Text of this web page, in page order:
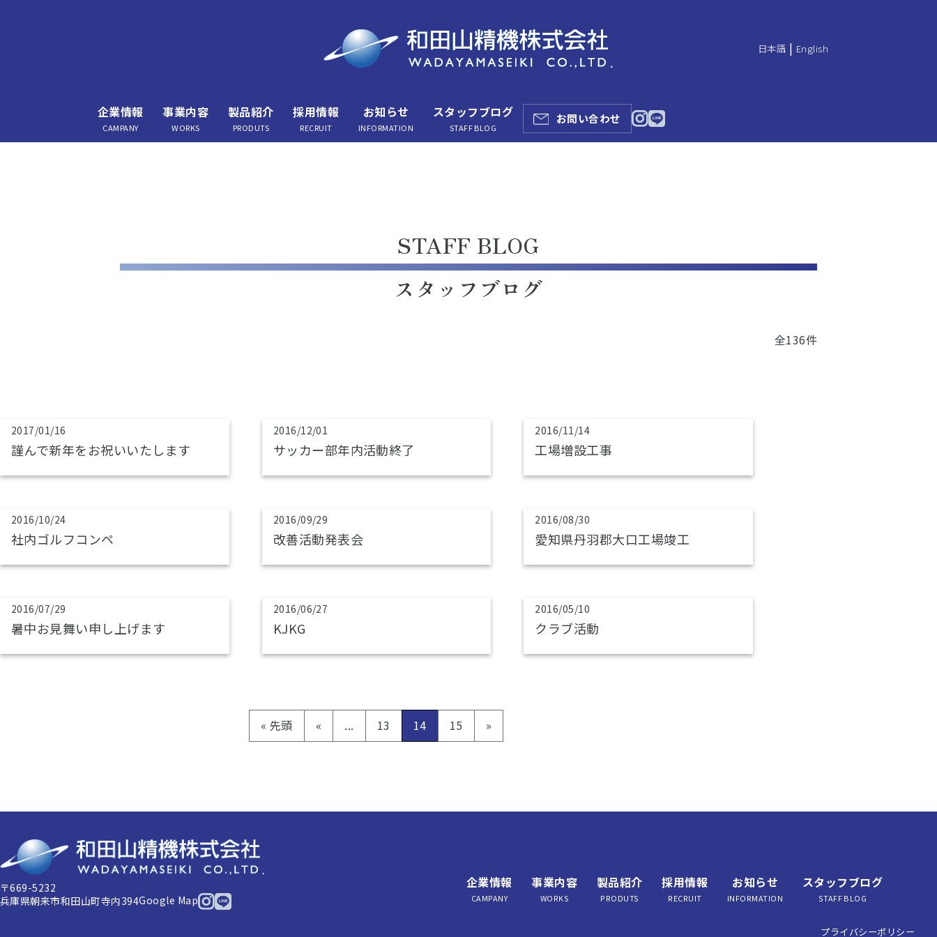
日本語 | English
企業情報
CAMPANY
事業内容
WORKS
製品紹介
PRODUTS
採用情報
RECRUIT
お知らせ
INFORMATION
スタッフブログ
STAFF BLOG
お問い合わせ
STAFF BLOG
スタッフブログ
全136件
2017/01/16
謹んで新年をお祝いいたします
2016/12/01
サッカー部年内活動終了
2016/11/14
工場増設工事
2016/10/24
社内ゴルフコンペ
2016/09/29
改善活動発表会
2016/08/30
愛知県丹羽郡大口工場竣工
2016/07/29
暑中お見舞い申し上げます
2016/06/27
KJKG
2016/05/10
クラブ活動
« 先頭 « ... 13 14 15 »
〒669-5232
兵庫県朝来市和田山町寺内394Google Map
企業情報
CAMPANY
事業内容
WORKS
製品紹介
PRODUTS
採用情報
RECRUIT
お知らせ
INFORMATION
スタッフブログ
STAFF BLOG
プライバシーポリシー